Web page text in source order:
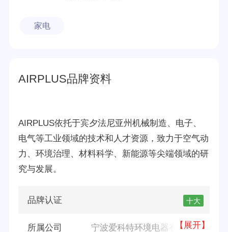
家电
AIRPLUS品牌资料
AIRPLUS依托于宾夕法尼亚州机械制造、电子、
电气等工业领域的技术和人才资源，致力于空气动
力、环境治理、材料科学、新能源等尖端领域的研
究与发展。
品牌认证 十大
所属公司 宁波爱科特环境电器有限公司
【展开】